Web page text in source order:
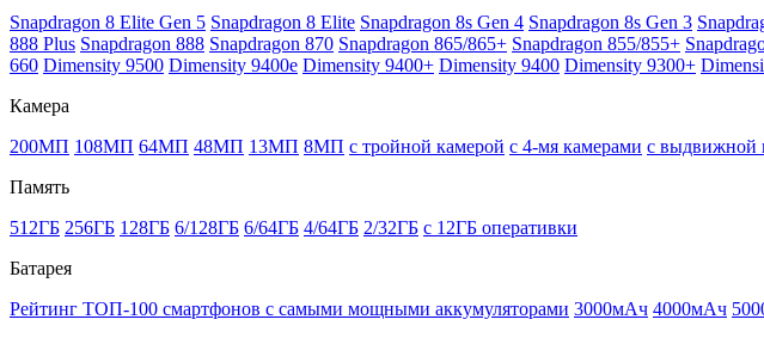
Snapdragon 8 Elite Gen 5 Snapdragon 8 Elite Snapdragon 8s Gen 4 Snapdragon 8s Gen 3
888 Plus Snapdragon 888 Snapdragon 870 Snapdragon 865/865+ Snapdragon 855/855+
660 Dimensity 9500 Dimensity 9400e Dimensity 9400+ Dimensity 9400 Dimensity 9300+
Камера
200МП 108МП 64МП 48МП 13МП 8МП с тройной камерой с 4-мя камерами с выдвижной
Память
512ГБ 256ГБ 128ГБ 6/128ГБ 6/64ГБ 4/64ГБ 2/32ГБ с 12ГБ оперативки
Батарея
Рейтинг ТОП-100 смартфонов с самыми мощными аккумуляторами 3000мАч 4000мАч